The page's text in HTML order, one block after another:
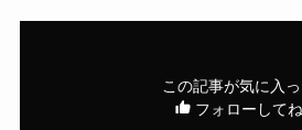
この記事が気に入
フォローしてね